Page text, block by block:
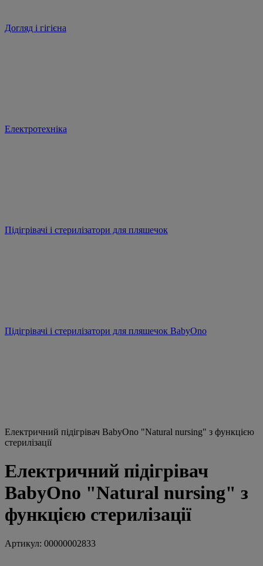
Догляд і гігієна
Електротехніка
Підігрівачі і стерилізатори для пляшечок
Підігрівачі і стерилізатори для пляшечок BabyOno
Електричний підігрівач BabyOno "Natural nursing" з функцією
стерилізації
Електричний підігрівач
BabyOno "Natural nursing" з
функцією стерилізації
Артикул: 00000002833